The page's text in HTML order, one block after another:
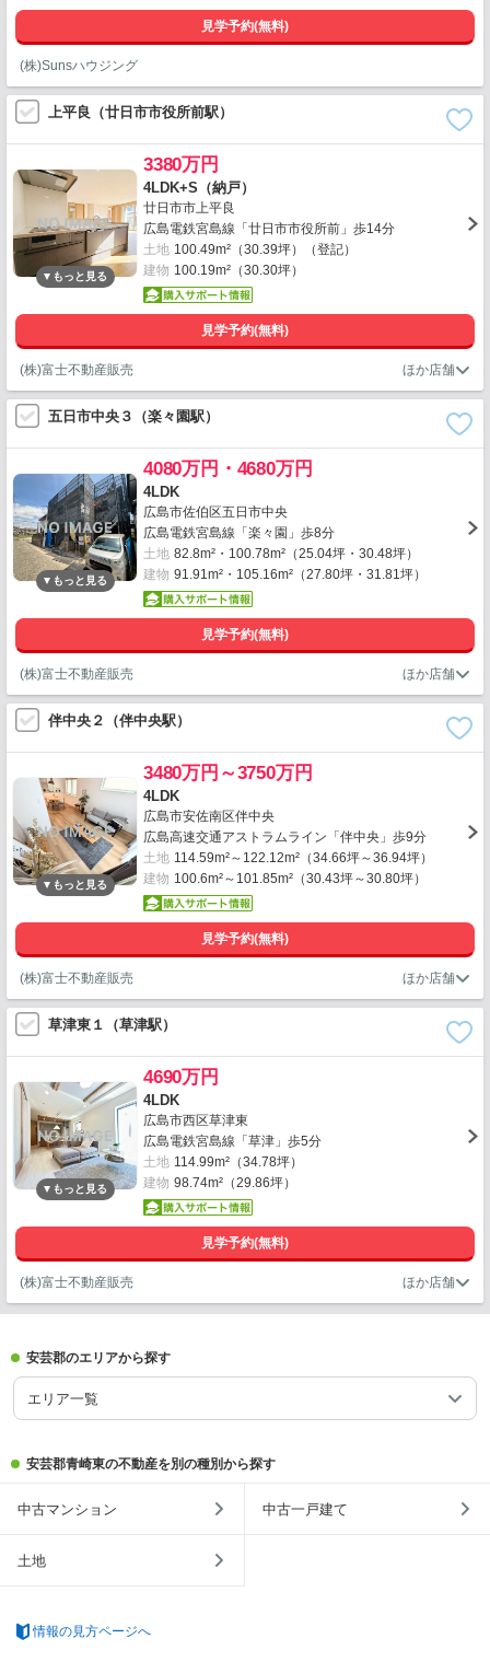
見学予約(無料)
(株)Sunsハウジング
上平良（廿日市市役所前駅）
3380万円
4LDK+S（納戸）
廿日市市上平良
広島電鉄宮島線「廿日市市役所前」歩14分
土地 100.49m²（30.39坪）（登記）
建物 100.19m²（30.30坪）
見学予約(無料)
(株)富士不動産販売
五日市中央３（楽々園駅）
4080万円・4680万円
4LDK
広島市佐伯区五日市中央
広島電鉄宮島線「楽々園」歩8分
土地 82.8m²・100.78m²（25.04坪・30.48坪）
建物 91.91m²・105.16m²（27.80坪・31.81坪）
見学予約(無料)
(株)富士不動産販売
伴中央２（伴中央駅）
3480万円～3750万円
4LDK
広島市安佐南区伴中央
広島高速交通アストラムライン「伴中央」歩9分
土地 114.59m²～122.12m²（34.66坪～36.94坪）
建物 100.6m²～101.85m²（30.43坪～30.80坪）
見学予約(無料)
(株)富士不動産販売
草津東１（草津駅）
4690万円
4LDK
広島市西区草津東
広島電鉄宮島線「草津」歩5分
土地 114.99m²（34.78坪）
建物 98.74m²（29.86坪）
見学予約(無料)
(株)富士不動産販売
安芸郡のエリアから探す
エリア一覧
安芸郡青崎東の不動産を別の種別から探す
中古マンション 中古一戸建て
土地
情報の見方ページへ